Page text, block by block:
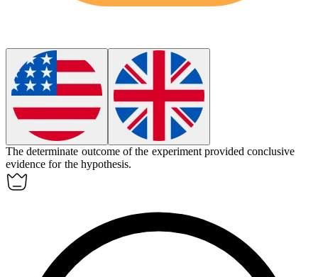
The determinate outcome of the experiment provided conclusive
evidence for the hypothesis.